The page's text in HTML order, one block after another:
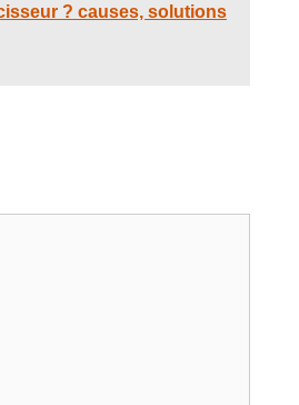
? causes, solutions